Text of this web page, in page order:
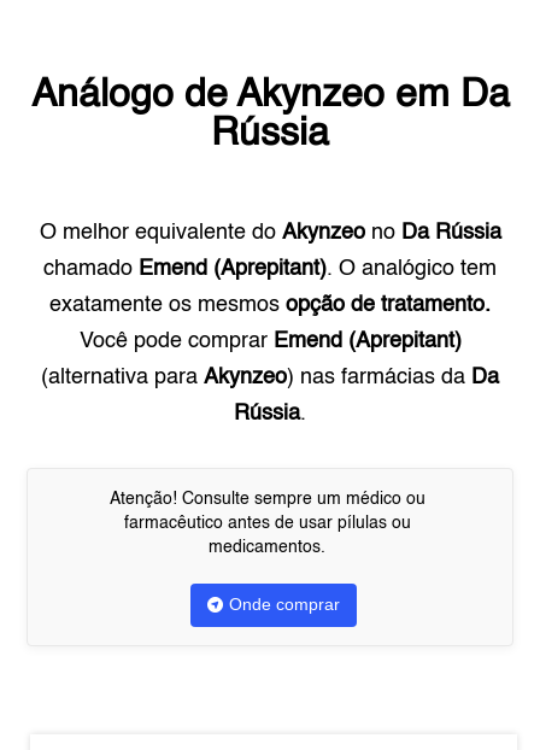
Análogo de Akynzeoem Da
Rússia
O melhor equivalente do Akynzeono Da Rússia
chamado Emend (Aprepitant). O analógico tem
exatamente os mesmos opção de tratamento.
Você pode comprar Emend (Aprepitant)
(alternativa para Akynzeo) nas farmácias da Da
Rússia.
Atenção! Consulte sempre um médico ou
farmacêutico antes de usar pílulas ou
medicamentos.
Onde comprar